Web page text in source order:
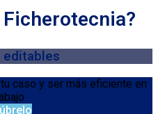
editables
caso y ser más eficiente en